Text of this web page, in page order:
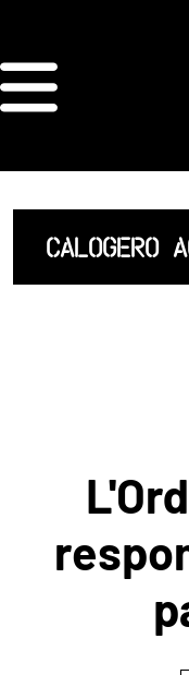
ORDRE
ACCUEIL
LISTE
NOUS
CALOGERO